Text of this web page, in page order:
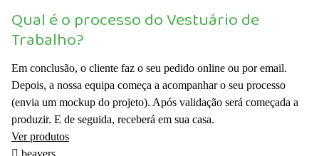
Qual é o processo do Vestuário de
Trabalho?
Em conclusão, o cliente faz o seu pedido online ou por email.
Depois, a nossa equipa começa a acompanhar o seu processo
(envia um mockup do projeto). Após validação será começada a
produzir. E de seguida, receberá em sua casa.
Ver produtos
beavers